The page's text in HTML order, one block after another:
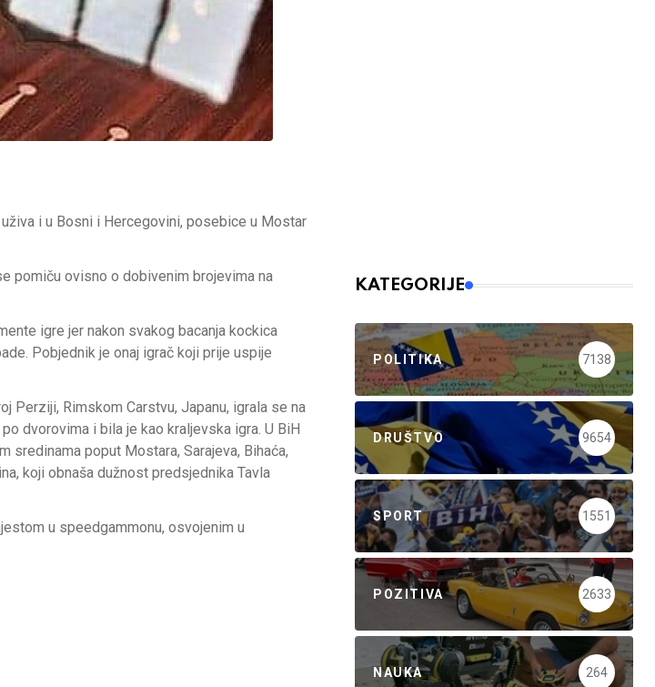
i u Bosni i Hercegovini, posebice u Mostar
pomiču ovisno o dobivenim brojevima na
igre jer nakon svakog bacanja kockica
Pobjednik je onaj igrač koji prije uspije
Perziji, Rimskom Carstvu, Japanu, igrala se na
dvorovima i bila je kao kraljevska igra. U BiH
sredinama poput Mostara, Sarajeva, Bihaća,
koji obnaša dužnost predsjednika Tavla
u speedgammonu, osvojenim u
KATEGORIJE
POLITIKA 7138
DRUŠTVO 9654
SPORT 1551
POZITIVA 2633
NAUKA 264